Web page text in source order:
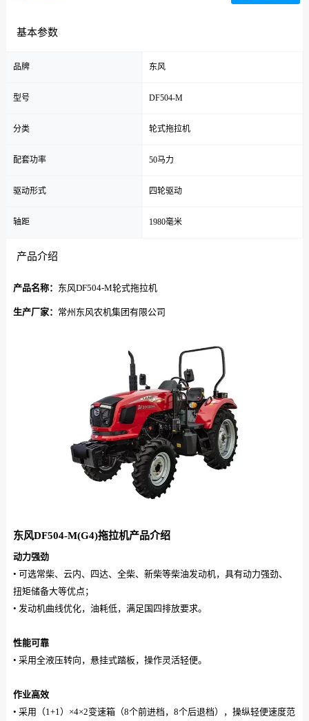
基本参数
品牌 东风
型号 DF504-M
分类 轮式拖拉机
配套功率 50马力
驱动形式 四轮驱动
轴距 1980毫米
产品介绍
产品名称： 东风DF504-M轮式拖拉机
生产厂家： 常州东风农机集团有限公司
东风DF504-M(G4)拖拉机产品介绍
动力强劲
• 可选常柴、云内、四达、全柴、新柴等柴油发动机，具有动力强劲、
扭矩储备大等优点；
• 发动机曲线优化，油耗低，满足国四排放要求。
性能可靠
• 采用全液压转向，悬挂式踏板，操作灵活轻便。
作业高效
• 采用（1+1）×4×2变速箱（8个前进档，8个后退档），操纵轻便速度范